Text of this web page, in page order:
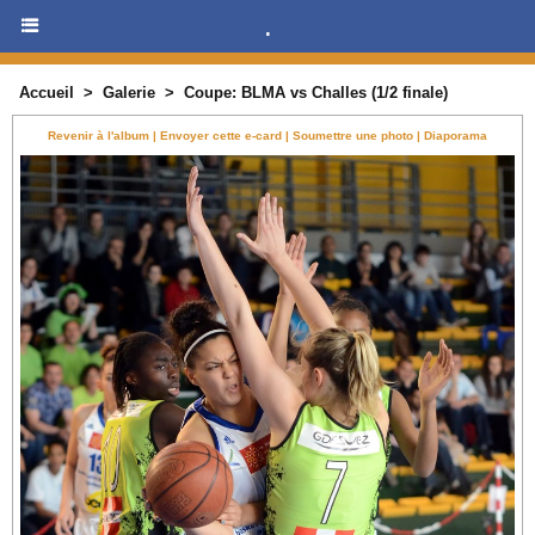
.
Accueil > Galerie > Coupe: BLMA vs Challes (1/2 finale)
Revenir à l'album | Envoyer cette e-card | Soumettre une photo | Diaporama